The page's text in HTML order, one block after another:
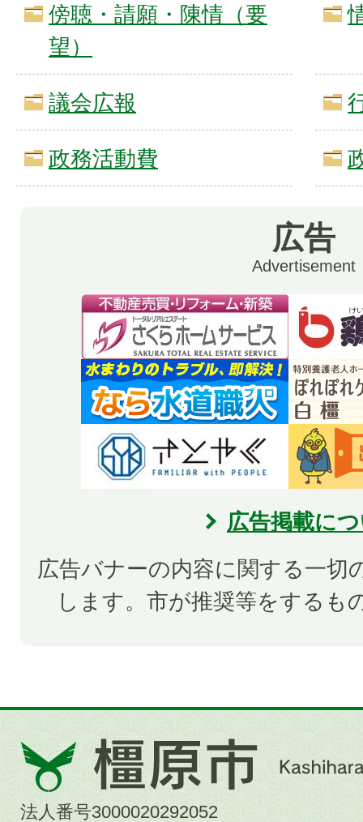
傍聴・請願・陳情（要
望）
議会広報
政務活動費
広告
Advertisement
広告掲載に
広告バナーの内容に関する一切
します。市が推奨等をするも
橿
原
市
法人番号3000020292052